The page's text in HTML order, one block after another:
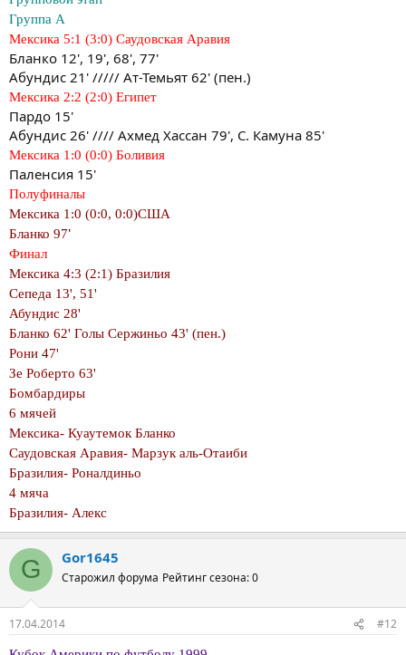
Группа A
Мексика 5:1 (3:0) Саудовская Аравия
Бланко 12', 19', 68', 77'
Абундис 21' ///// Ат-Темьят 62' (пен.)
Мексика 2:2 (2:0) Египет
Пардо 15'
Абундис 26' //// Ахмед Хассан 79', С. Камуна 85'
Мексика 1:0 (0:0) Боливия
Паленсия 15'
Полуфиналы
Мексика 1:0 (0:0, 0:0)США
Бланко 97'
Финал
Мексика 4:3 (2:1) Бразилия
Сепеда 13', 51'
Абундис 28'
Бланко 62' Голы Сержиньо 43' (пен.)
Рони 47'
Зе Роберто 63'
Бомбардиры
6 мячей
Мексика- Куаутемок Бланко
Саудовская Аравия- Марзук аль-Отаиби
Бразилия- Роналдиньо
4 мяча
Бразилия- Алекс
G Gor1645
Старожил форума Рейтинг сезона: 0
17.04.2014 #12